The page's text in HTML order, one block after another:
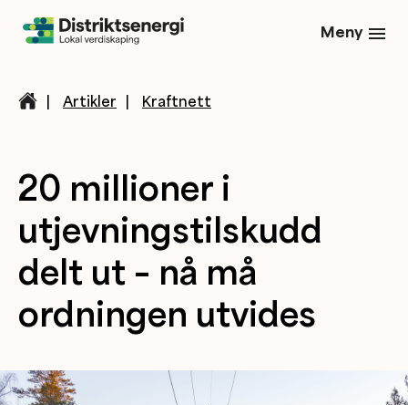
Meny
Artikler Kraftnett
20 millioner i
utjevningstilskudd
delt ut – nå må
ordningen utvides